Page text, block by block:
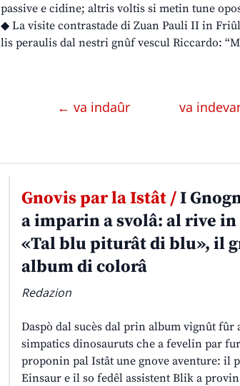
passive e cidine; altris voltis si metin tune
◆ La visite contrastade di Zuan Pauli II in
lis peraulis dal nestri gnûf vescul Riccardo:
← va indaûr va
Gnovis par la Istât /I
a imparin a svolâ: al rive
«Tal blu piturât di blu», il
album di colorâ
Redazion
Daspò dal sucès dal prin album vignût fûr
simpatics dinosauruts che a fevelin par
proponin pal Istât une gnove aventure: il
Einsaur e il so fedêl assistent Blik a